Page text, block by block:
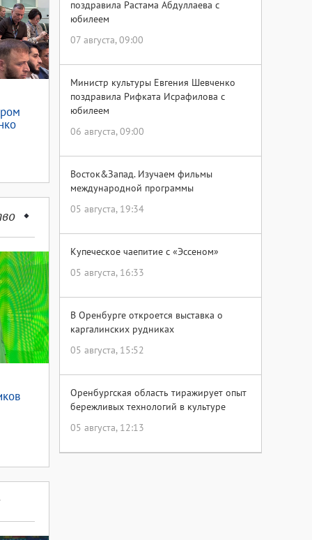
поздравила Растама Абдуллаева с
юбилеем
07 августа, 09:00
Министр культуры Евгения Шевченко
поздравила Рифката Исрафилова с
юбилеем
06 августа, 09:00
Восток&Запад. Изучаем фильмы
международной программы
05 августа, 19:34
Купеческое чаепитие с «Эссеном»
05 августа, 16:33
В Оренбурге откроется выставка о
каргалинских рудниках
05 августа, 15:52
Оренбургская область тиражирует опыт
бережливых технологий в культуре
05 августа, 12:13